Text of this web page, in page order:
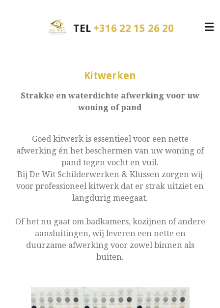
TEL +316 22 15 26 20
Kitwerken
Strakke en waterdichte afwerking voor uw
woning of pand
Goed kitwerk is essentieel voor een nette
afwerking én het beschermen van uw woning of
pand tegen vocht en vuil.
Bij De Wit Schilderwerken & Klussen zorgen wij
voor professioneel kitwerk dat er strak uitziet en
langdurig meegaat.
Of het nu gaat om badkamers, kozijnen of andere
aansluitingen, wij leveren een nette en
duurzame afwerking voor zowel binnen als
buiten.